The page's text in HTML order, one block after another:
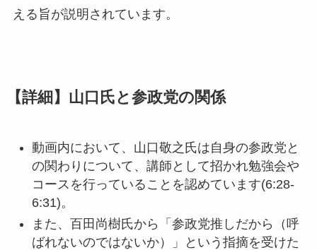
える旨が説明されています。
【詳細】山口氏と参政党の関係
動画内において、山口敬之氏は自身の参政党と
の関わりについて、講師として招かれ勉強会や
コースを行っていることを認めています(6:28-
6:31)。
また、百田尚樹氏から「参政党推しだから（呼
ばれないのではないか）」という指摘を受けた